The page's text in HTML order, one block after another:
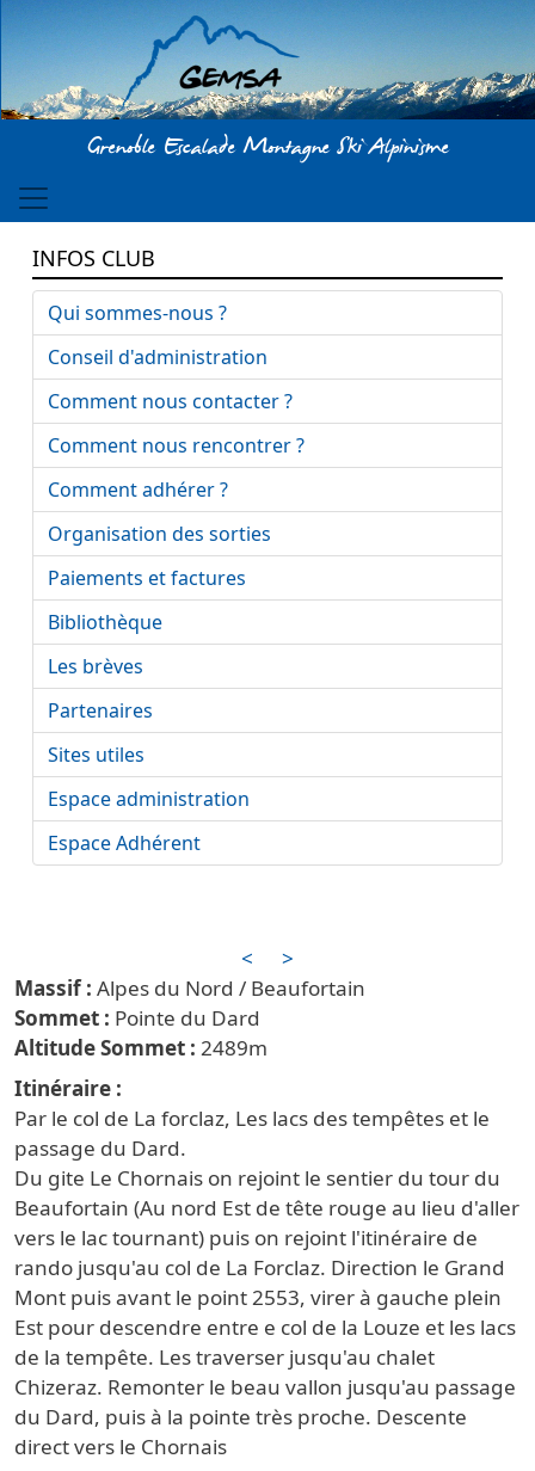
Aller au contenu principal
Grenoble Escalade Montagne Ski Alpinisme
<
>
Alpes du Nord / Beaufortain
Pointe du Dard
2489
Itinéraire
Par le col de La forclaz, Les lacs des tempêtes et le
passage du Dard.
Du gite Le Chornais on rejoint le sentier du tour du
Beaufortain (Au nord Est de tête rouge au lieu d'aller
vers le lac tournant) puis on rejoint l'itinéraire de
rando jusqu'au col de La Forclaz. Direction le Grand
Mont puis avant le point 2553, virer à gauche plein
Est pour descendre entre e col de la Louze et les lacs
de la tempête. Les traverser jusqu'au chalet
Chizeraz. Remonter le beau vallon jusqu'au passage
du Dard, puis à la pointe très proche. Descente
direct vers le Chornais
INFOS CLUB
Qui sommes-nous ?
Conseil d'administration
Comment nous contacter ?
Comment nous rencontrer ?
Comment adhérer ?
Organisation des sorties
Paiements et factures
Bibliothèque
Les brèves
Partenaires
Sites utiles
Espace administration
Espace Adhérent